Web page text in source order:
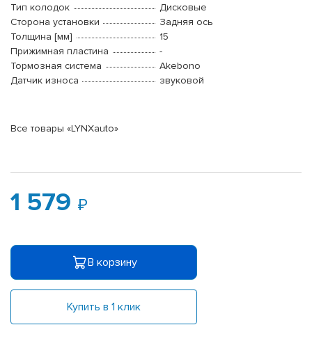
Тип колодок
Дисковые
Сторона установки
Задняя ось
Толщина [мм]
15
Прижимная пластина
-
Тормозная система
Akebono
Датчик износа
звуковой
Все товары «LYNXauto»
1 579
В корзину
Купить в 1 клик